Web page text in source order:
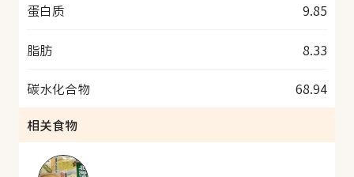
蛋白质 9.85
脂肪 8.33
碳水化合物
68.94
相关食物